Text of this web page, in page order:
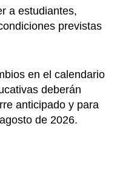
a estudiantes,
previstas
en el calendario
deberán
anticipado y para
de 2026.